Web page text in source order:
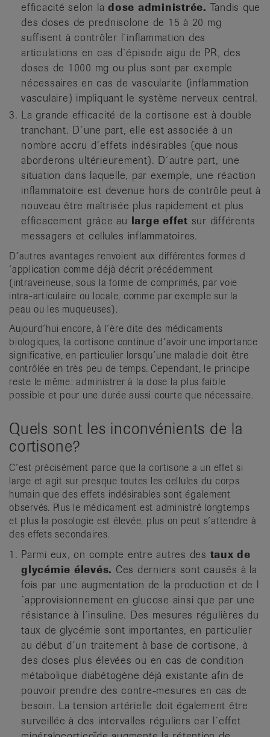
efficacité selon la dose administrée. Tandis que
des doses de prednisolone de 15 à 20 mg
suffisent à contrôler l´inflammation des
articulations en cas d´épisode aigu de PR, des
doses de 1000 mg ou plus sont par exemple
nécessaires en cas de vascularite (inflam­mation
vasculaire) impliquant le système nerveux central.
La grande efficacité de la cortisone est à double
tranchant. D´une part, elle est associée à un
nombre accru d´effets indési­rables (que nous
aborderons ultérieurement). D´autre part, une
situation dans laquelle, par exemple, une réaction
inflammatoire est devenue hors de contrôle peut à
nouveau être maîtrisée plus rapidement et plus
efficacement grâce au large effet sur différents
messagers et cellules inflammatoires.
D´autres avantages renvoient aux différentes formes d
´application comme déjà décrit précédemment
(intraveineuse, sous la forme de comprimés, par voie
intra-articulaire ou locale, comme par exemple sur la
peau ou les muqueuses).
Aujourd´hui encore, à l´ère dite des médicaments
biologiques, la cortisone continue d´avoir une importance
significative, en particulier lorsqu´une maladie doit être
contrôlée en très peu de temps. Cependant, le principe
reste le même: administrer à la dose la plus faible
possible et pour une durée aussi courte que nécessaire.
Quels sont les inconvénients de la
cortisone?
C´est précisément parce que la cortisone a un effet si
large et agit sur presque toutes les cellules du corps
humain que des effets indésirables sont également
observés. Plus le médicament est administré longtemps
et plus la posologie est élevée, plus on peut s´attendre à
des effets secondaires.
Parmi eux, on compte entre autres des taux de
glycémie élevés. Ces derniers sont causés à la
fois par une augmentation de la production et de l
´approvisionnement en glucose ainsi que par une
résistance à l´insuline. Des mesures régulières du
taux de glycémie sont importantes, en particulier
au début d´un traitement à base de cortisone, à
des doses plus élevées ou en cas de condition
métabolique diabétogène déjà existante afin de
pouvoir prendre des contre-mesures en cas de
besoin. La tension artérielle doit également être
surveillée à des intervalles réguliers car l´effet